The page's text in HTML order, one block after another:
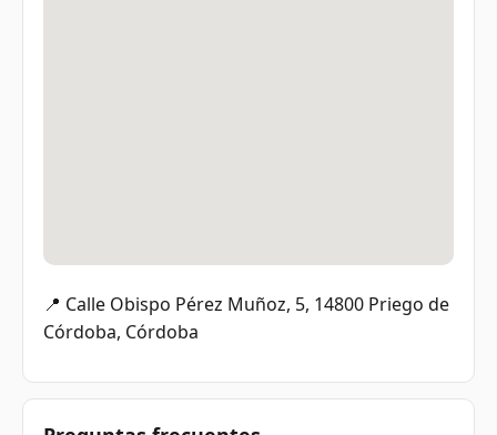
📍 Calle Obispo Pérez Muñoz, 5, 14800 Priego de
Córdoba, Córdoba